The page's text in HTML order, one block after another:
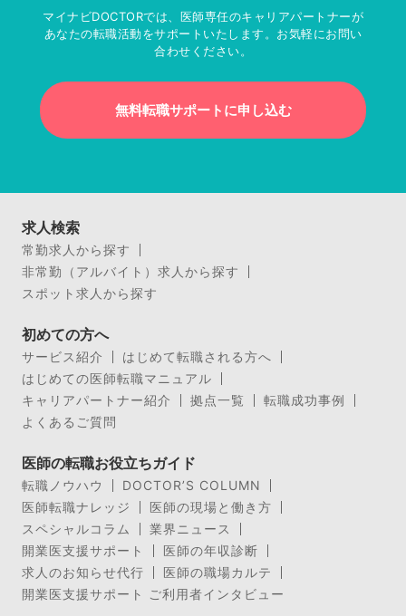
マイナビDOCTORでは、医師専任のキャリアパートナーが
あなたの転職活動をサポートいたします。お気軽にお問い
合わせください。
無料転職サポートに申し込む
求人検索
常勤求人から探す
非常勤（アルバイト）求人から探す
スポット求人から探す
初めての方へ
サービス紹介
はじめて転職される方へ
はじめての医師転職マニュアル
キャリアパートナー紹介
拠点一覧
転職成功事例
よくあるご質問
医師の転職お役立ちガイド
転職ノウハウ
DOCTOR’S COLUMN
医師転職ナレッジ
医師の現場と働き方
スペシャルコラム
業界ニュース
開業医支援サポート
医師の年収診断
求人のお知らせ代行
医師の職場カルテ
開業医支援サポート ご利用者インタビュー